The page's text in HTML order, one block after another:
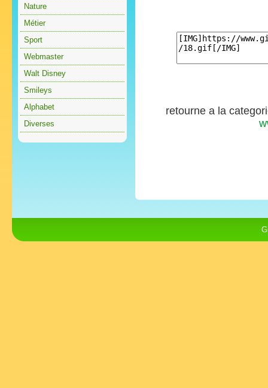
Nature
Métier
Sport
Webmaster
Walt Disney
Smileys
Alphabet
Diverses
retourne a la